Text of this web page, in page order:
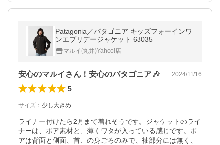
Patagonia／パタゴニア キッズフォーインワ
ンエブリデージャケット 68035
マルイ(丸井)Yahoo!店
安心のマルイさん！安心のパタゴニア🎶 2024/11/16
5
サイズ ： 少し大きめ
ライナー付けたら2月まで着れそうです。ジャケットのライ
ナーは、ボア素材と、薄くワタが入っている感じです。ボ
アは背面と側面、首、の身ごろのみで、袖部分には無く、